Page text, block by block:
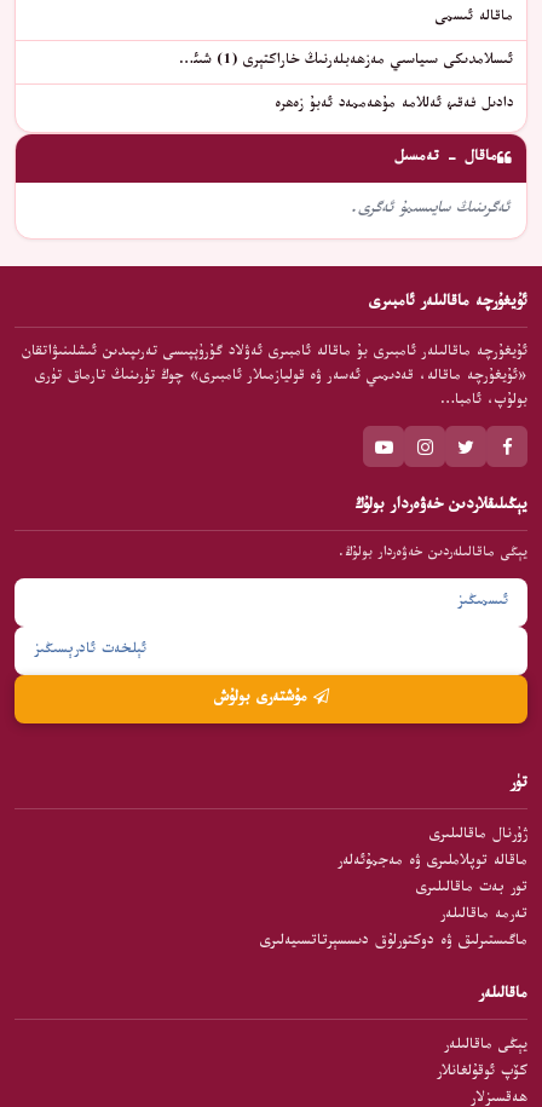
ماقالە ئىسمى
ئىسلامدىكى سىياسىي مەزھەبلەرنىڭ خاراكتېرى (1) شىئ…
دادىل فەقىھ ئەللامە مۇھەممەد ئەبۇ زەھرە
ماقال - تەمسىل
ئەگرىنىڭ سايىسىمۇ ئەگرى.
ئۇيغۇرچە ماقالىلەر ئامبىرى
ئۇيغۇرچە ماقالىلەر ئامبىرى بۇ ماقالە ئامبىرى ئەۋلاد گۇرۇپپىسى تەرىپىدىن ئىشلىنىۋاتقان
«ئۇيغۇرچە ماقالە، قەدىمىي ئەسەر ۋە قوليازمىلار ئامبىرى» چوڭ تۈرىنىڭ تارماق تۈرى
بولۇپ، ئامبا…
يېڭىلىقلاردىن خەۋەردار بولۇڭ
يېڭى ماقالىلەردىن خەۋەردار بولۇڭ.
تۈر
ژۇرنال ماقالىلىرى
ماقالە توپلاملىرى ۋە مەجمۇئەلەر
تور بەت ماقالىلىرى
تەرمە ماقالىلەر
ماگىستىرلىق ۋە دوكتورلۇق دىسسېرتاتسىيەلىرى
ماقالىلەر
يېڭى ماقالىلەر
كۆپ ئوقۇلغانلار
ھەقسىزلار